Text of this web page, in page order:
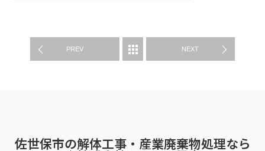
PREV
WORK NEXT
佐世保市の解体工事・産業廃棄物処理なら